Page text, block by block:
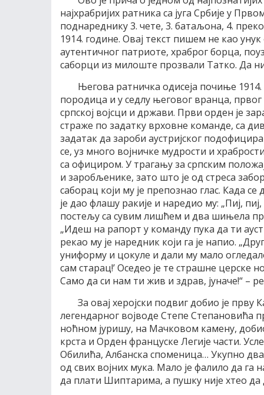
најхрабријих ратника са југа Србије у
поднареднику 3. чете, 3. батаљона, 4.
1914. године. Овај текст пишем не као
аутентичног патриоте, храброг борца,
саборци из милоште прозвали Татко. Да
Његова ратничка одисеја почиње
породица и у седлу његовог вранца,
српској војсци и држави. Први орден је
страже по задатку врховне команде, са
задатак да зароби аустријског
се, уз много војничке мудрости и
са официром. У трагању за српским
и заробљенике, зато што је од стреса
саборац који му је препознао глас. Када
је дао флашу ракије и наредио му: „Пиј,
постељу са сувим лишћем и два шињела
„Идеш на рапорт у команду пука да ти
рекао му је наредник који га је напио.
униформу и цокуле и дали му мало
сам старац!’ Оседео је те страшне церске
Само да си нам ти жив и здрав, јуначе!“ –
За овај херојски подвиг добио је
легендарног војводе Степе Степановића
ноћном јуришу, на Мачковом камену,
крста и Орден француске Легије части.
Обилића, Албанска споменица… Укупно
од свих војних мука. Мало је фалило да га
да плати Шиптарима, а пушку није хтео